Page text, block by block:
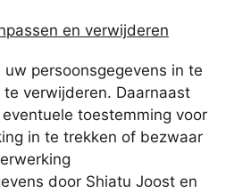
en verwijderen
persoonsgegevens in te
verwijderen. Daarnaast
toestemming voor
in te trekken of bezwaar
door Shiatu Joost en